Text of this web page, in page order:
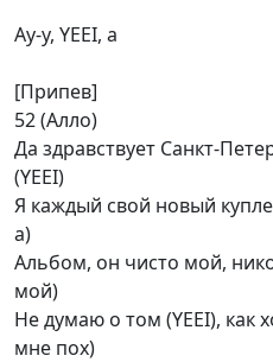
Ау-у, YEEI, а
[Припев]
52 (Алло)
Да здравствует Санкт-
(YEEI)
Я каждый свой новый
а)
Альбом, он чисто мой,
мой)
Не думаю о том (YEEI), как
мне пох)